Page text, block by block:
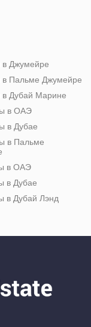
в Джумейре
в Пальме Джумейре
в Дубай Марине
в ОАЭ
в Дубае
в Пальме
в ОАЭ
в Дубае
в Дубай Лэнд